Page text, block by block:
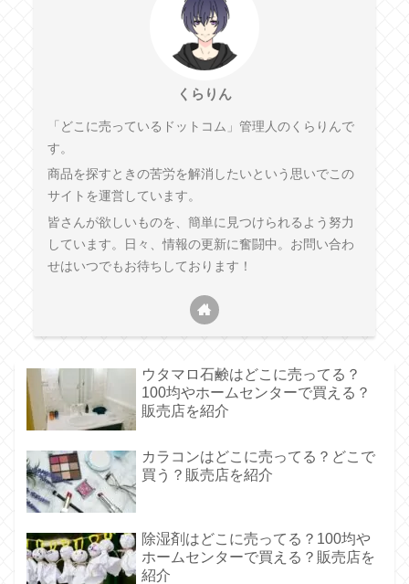
くらりん
「どこに売っているドットコム」管理人のくらりんで
す。
商品を探すときの苦労を解消したいという思いでこの
サイトを運営しています。
皆さんが欲しいものを、簡単に見つけられるよう努力
しています。日々、情報の更新に奮闘中。お問い合わ
せはいつでもお待ちしております！
ウタマロ石鹸はどこに売ってる？
100均やホームセンターで買える？
販売店を紹介
カラコンはどこに売ってる？どこで
買う？販売店を紹介
除湿剤はどこに売ってる？100均や
ホームセンターで買える？販売店を
紹介